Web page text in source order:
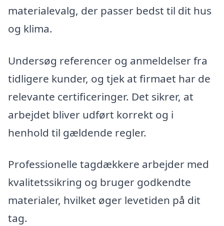
materialevalg, der passer bedst til dit hus
og klima.
Undersøg referencer og anmeldelser fra
tidligere kunder, og tjek at firmaet har de
relevante certificeringer. Det sikrer, at
arbejdet bliver udført korrekt og i
henhold til gældende regler.
Professionelle tagdækkere arbejder med
kvalitetssikring og bruger godkendte
materialer, hvilket øger levetiden på dit
tag.